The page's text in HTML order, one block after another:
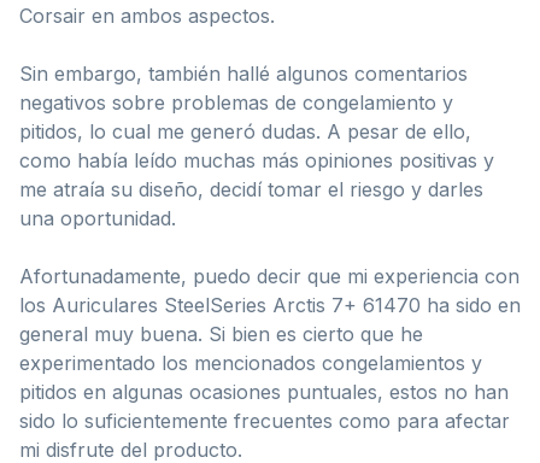
Corsair en ambos aspectos.
Sin embargo, también hallé algunos comentarios
negativos sobre problemas de congelamiento y
pitidos, lo cual me generó dudas. A pesar de ello,
como había leído muchas más opiniones positivas y
me atraía su diseño, decidí tomar el riesgo y darles
una oportunidad.
Afortunadamente, puedo decir que mi experiencia con
los Auriculares SteelSeries Arctis 7+ 61470 ha sido en
general muy buena. Si bien es cierto que he
experimentado los mencionados congelamientos y
pitidos en algunas ocasiones puntuales, estos no han
sido lo suficientemente frecuentes como para afectar
mi disfrute del producto.